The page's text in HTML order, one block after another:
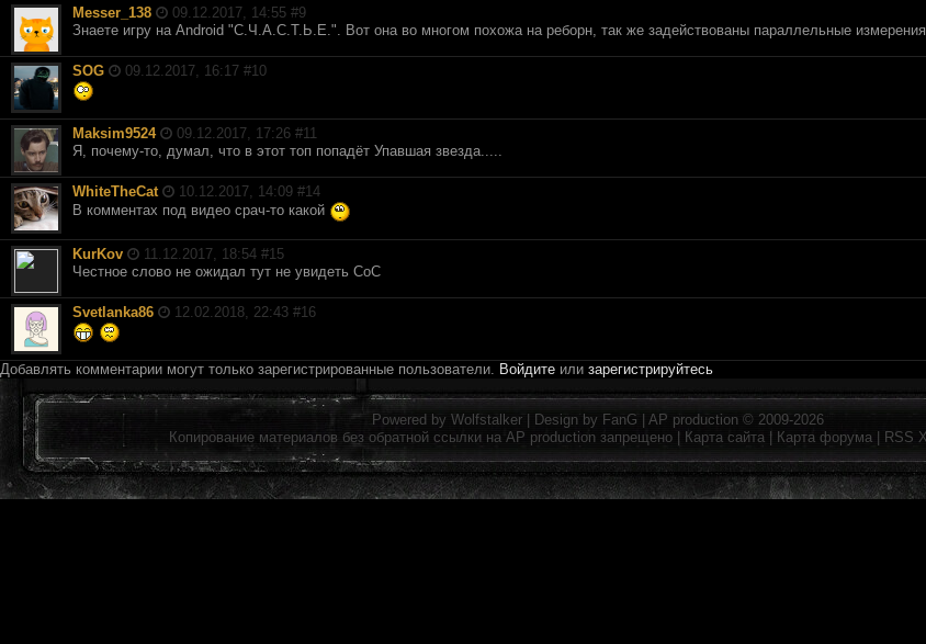
Messer_138 09.12.2017, 14:55 #9
Знаете игру на Android "С.Ч.А.С.Т.Ь.Е.". Вот она во многом похожа на реборн, так же задействованы параллельные
SOG 09.12.2017, 16:17 #10
Maksim9524 09.12.2017, 17:26 #11
Я, почему-то, думал, что в этот топ попадёт Упавшая звезда.....
WhiteTheCat 10.12.2017, 14:09 #14
В комментах под видео срач-то какой
KurKov 11.12.2017, 18:54 #15
Честное слово не ожидал тут не увидеть CoC
Svetlanka86 12.02.2018, 22:43 #16
Добавлять комментарии могут только зарегистрированные пользователи. Войдите или зарегистрируйтесь
Powered by Wolfstalker | Design by FanG AP production © 2009-2026
Копирование материалов без обратной ссылки на AP production запрещено | Карта сайта Карта форума RSS